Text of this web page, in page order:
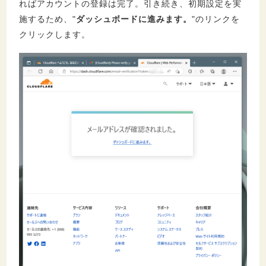
ればアカウントの登録は完了。引き続き、初期設定を実
施するため、"ダッシュボードに進みます。 "のリンクを
クリックします。